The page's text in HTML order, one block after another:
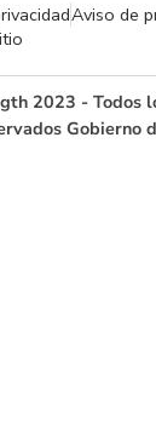
Aviso de
2023 - Todos
Gobierno